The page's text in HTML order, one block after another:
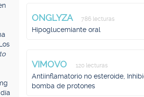
ONGLYZA 786 lecturas
Hipoglucemiante oral
VIMOVO 120 lecturas
Antiinflamatorio no esteroide,
bomba de protones